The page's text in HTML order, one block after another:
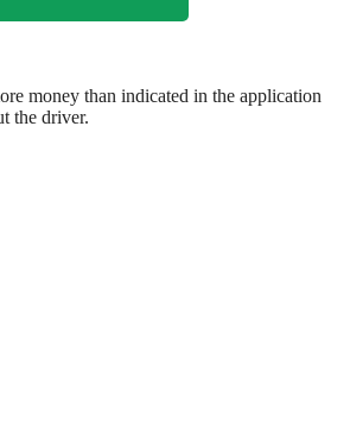
money than indicated in the application
the driver.